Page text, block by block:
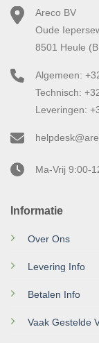
Informatie
Over Ons
Levering Info
Betalen Info
Vaak Gestelde
Areco BV
Oude
8501 Heule
Algemeen:
Technisch:
Leveringen:
Ma-Vrij 9:00-